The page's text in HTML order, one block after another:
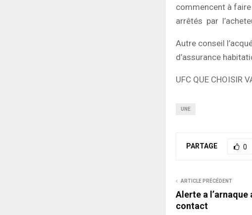
commencent à
arrêtés par
Autre conseil
d’assurance
UFC QUE CHOISIR
UNE
PARTAGE 0
ARTICLE PRÉCÉDENT
Alerte a l’arnaque
contact